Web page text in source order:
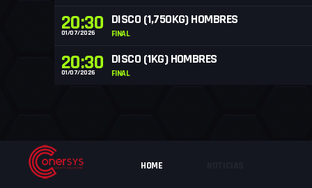
HOME
20:30
01/07/2026
DISCO (1,750KG) HOMBRES
FINAL
20:30
01/07/2026
DISCO (1KG) HOMBRES
FINAL